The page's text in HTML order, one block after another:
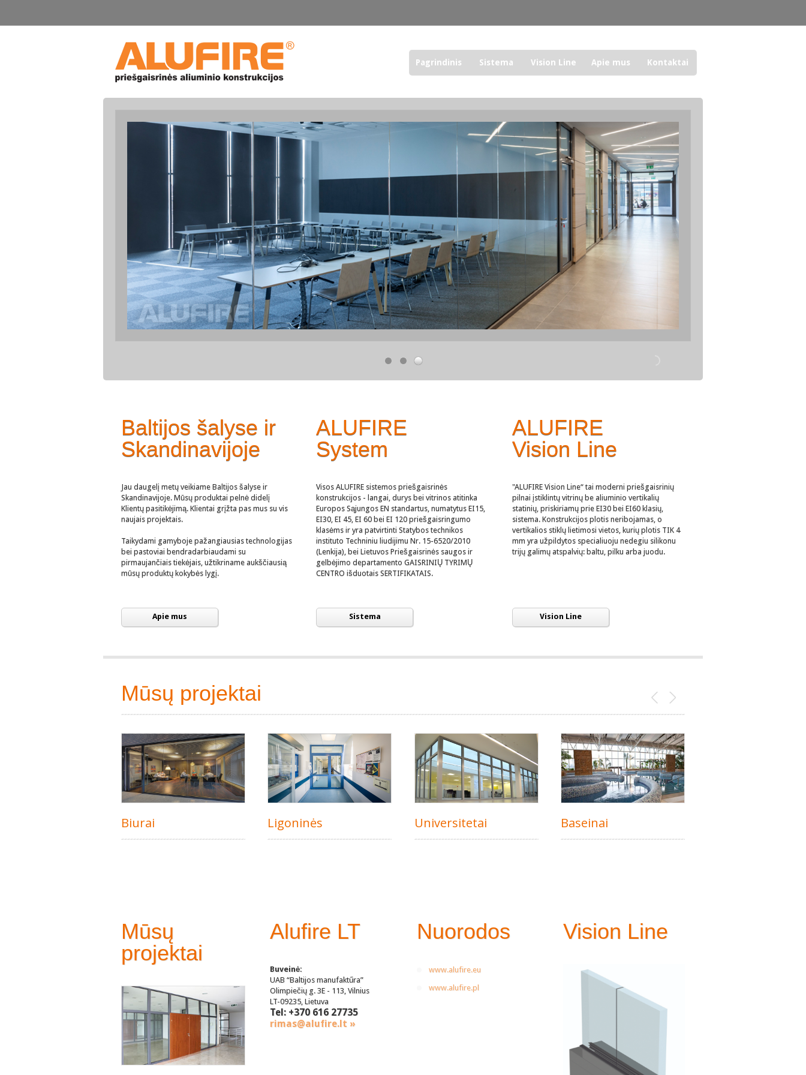
Pagrindinis Sistema Vision Line Apie mus Kontaktai
Baltijos šalyse ir
Skandinavijoje
Jau daugelį metų veikiame Baltijos šalyse ir
Skandinavijoje. Mūsų produktai pelnė didelį
Klientų pasitikėjimą. Klientai grįžta pas mus su vis
naujais projektais.
Taikydami gamyboje pažangiausias technologijas
bei pastoviai bendradarbiaudami su
pirmaujančiais tiekėjais, užtikriname aukščiausią
mūsų produktų kokybės lygį.
Apie mus
ALUFIRE
System
Visos ALUFIRE sistemos priešgaisrinės
konstrukcijos - langai, durys bei vitrinos atitinka
Europos Sąjungos EN standartus, numatytus EI15,
EI30, EI 45, EI 60 bei EI 120 priešgaisringumo
klasėms ir yra patvirtinti Statybos technikos
instituto Techniniu liudijimu Nr. 15-6520/2010
(Lenkija), bei Lietuvos Priešgaisrinės saugos ir
gelbėjimo departamento GAISRINIŲ TYRIMŲ
CENTRO išduotais SERTIFIKATAIS.
Sistema
ALUFIRE
Vision Line
"ALUFIRE Vision Line“ tai moderni priešgaisrinių
pilnai įstiklintų vitrinų be aliuminio vertikalių
statinių, priskiriamų prie EI30 bei EI60 klasių,
sistema. Konstrukcijos plotis neribojamas, o
vertikalios stiklų lietimosi vietos, kurių plotis TIK 4
mm yra užpildytos specialiuoju nedegiu silikonu
trijų galimų atspalvių: baltu, pilku arba juodu.
Vision Line
Mūsų projektai
Biurai Ligoninės Universitetai Baseinai
Mūsų
projektai
Alufire LT
Buveinė:
UAB “Baltijos manufaktűra”
Olimpiečių g. 3E - 113, Vilnius
LT-09235, Lietuva
Tel: +370 616 27735
rimas@alufire.lt »
Nuorodos
www.alufire.eu
www.alufire.pl
Vision Line